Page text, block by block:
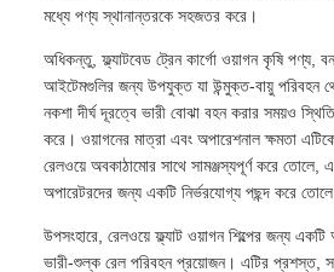
মধ্যে পণ্য স্থানান্তরকে সহজতর করে।
অধিকন্তু, ফ্ল্যাটবেড ট্রেন কার্গো ওয়াগন কৃষি পণ্য,
আইটেমগুলির জন্য উপযুক্ত যা উন্মুক্ত-বায়ু পরিবহন
নকশা দীর্ঘ দূরত্বে ভারী বোঝা বহন করার সময়ও
করে। ওয়াগনের মাত্রা এবং অপারেশনাল ক্ষমতা
রেলওয়ে অবকাঠামোর সাথে সামঞ্জস্যপূর্ণ করে তোলে,
অপারেটরদের জন্য একটি নির্ভরযোগ্য পছন্দ করে
উপসংহারে, রেলওয়ে ফ্ল্যাট ওয়াগন শিল্পের জন্য একটি
ভারী-শুল্ক রেল পরিবহন প্রয়োজন। এটির প্রশস্ত,